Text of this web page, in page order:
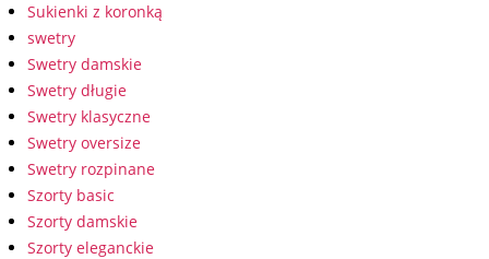
Sukienki z koronką
swetry
Swetry damskie
Swetry długie
Swetry klasyczne
Swetry oversize
Swetry rozpinane
Szorty basic
Szorty damskie
Szorty eleganckie